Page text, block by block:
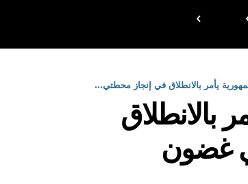
يأمر بالانطلاق في إنجاز محطتي...
بالانطلاق
غضون